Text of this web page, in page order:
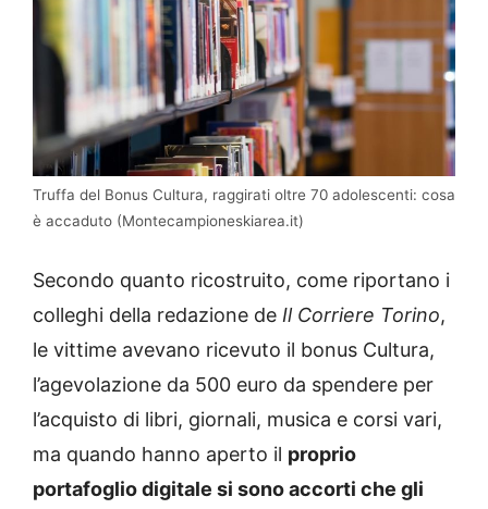
Truffa del Bonus Cultura, raggirati oltre 70 adolescenti: cosa
è accaduto (Montecampioneskiarea.it)
Secondo quanto ricostruito, come riportano i
colleghi della redazione de Il Corriere Torino,
le vittime avevano ricevuto il bonus Cultura,
l’agevolazione da 500 euro da spendere per
l’acquisto di libri, giornali, musica e corsi vari,
ma quando hanno aperto il proprio
portafoglio digitale si sono accorti che gli